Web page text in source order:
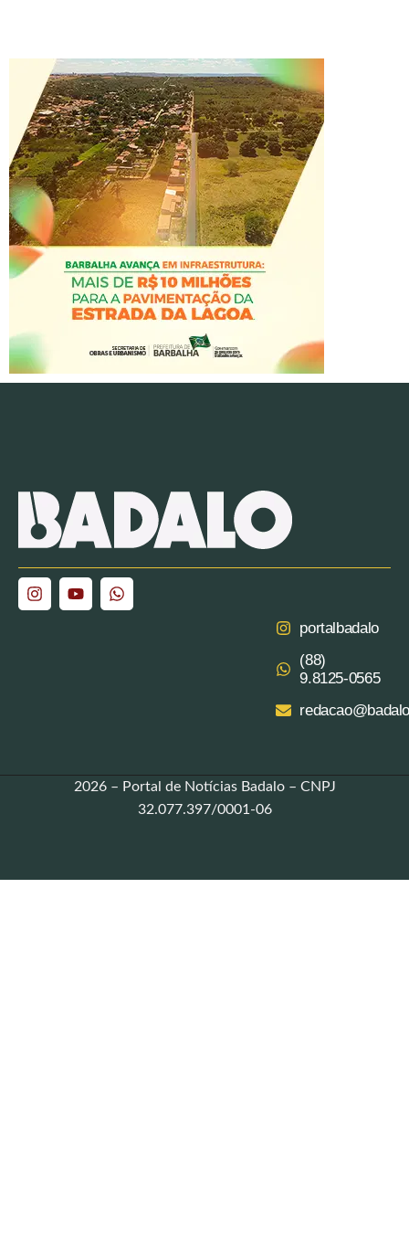
portalbadalo
(88)
9.8125‑0565‬
2026 – Portal de Notícias Badalo – CNPJ
32.077.397/0001-06